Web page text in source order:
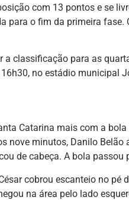
com 13 pontos e se
para o fim da primeira fase.
classificação para as
no estádio municipal
Catarina mais com a
nove minutos, Danilo
de cabeça. A bola passou
cobrou escanteio no pé
na área pelo lado